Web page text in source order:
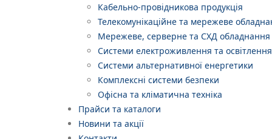
Кабельно-провідникова продукція
Телекомунікаційне та мережеве
Мережеве, серверне та СХД обладнання
Системи електроживлення та освітлення
Системи альтернативної енергетики
Комплексні системи безпеки
Офісна та кліматична техніка
Прайси та каталоги
Новини та акції